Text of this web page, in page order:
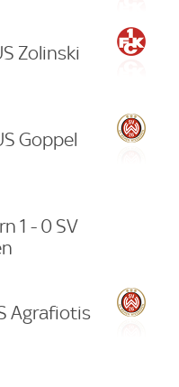
Zolinski
Goppel
1 - 0 SV
Agrafiotis